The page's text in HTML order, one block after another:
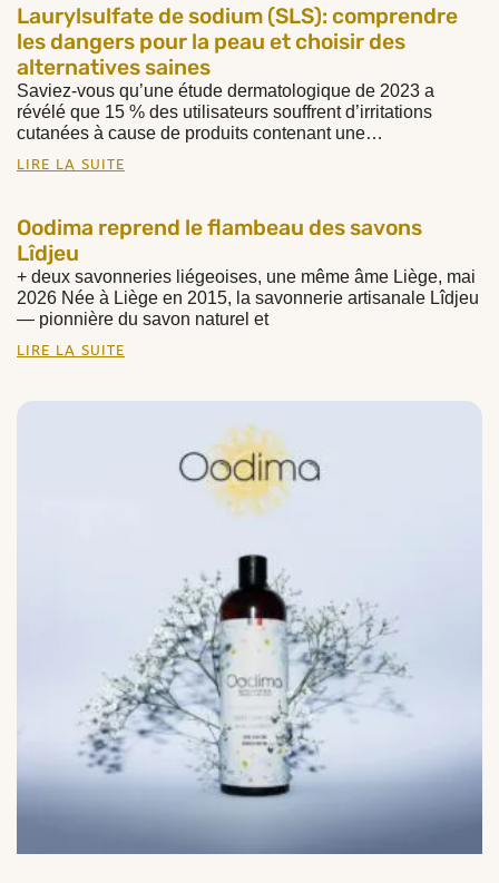
Laurylsulfate de sodium (SLS): comprendre
les dangers pour la peau et choisir des
alternatives saines
Saviez-vous qu’une étude dermatologique de 2023 a
révélé que 15 % des utilisateurs souffrent d’irritations
cutanées à cause de produits contenant une…
LIRE LA SUITE
Oodima reprend le flambeau des savons
Lîdjeu
+ deux savonneries liégeoises, une même âme Liège, mai
2026 Née à Liège en 2015, la savonnerie artisanale Lîdjeu
— pionnière du savon naturel et
LIRE LA SUITE